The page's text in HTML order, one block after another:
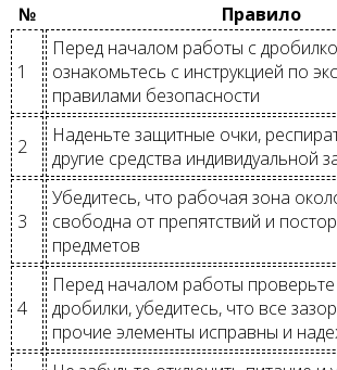
№
Правило
1
Перед началом работы с
ознакомьтесь с инструкцией по
правилами безопасности
2
Наденьте защитные очки,
другие средства индивидуальной
3
Убедитесь, что рабочая зона
свободна от препятствий и
предметов
4
Перед началом работы
дробилки, убедитесь, что все
прочие элементы исправны и